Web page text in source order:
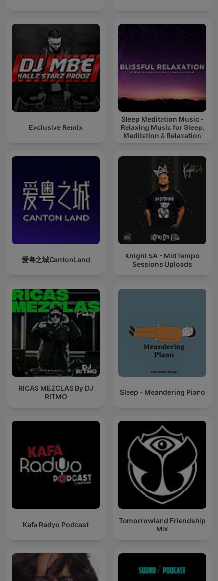
Exclusive Remix
Sleep Meditation Music -
Relaxing Music for Sleep,
Meditation & Relaxation
爱粤之城CantonLand
Knight SA - MidTempo
Sessions Uploads
RICAS MEZCLAS By DJ
RITMO
Sleep - Meandering Piano
Kafa Radyo Podcast
Tomorrowland Friendship
Mix